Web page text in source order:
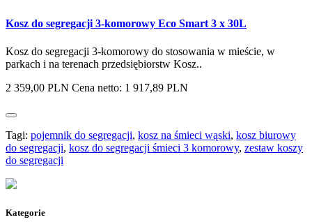
Kosz do segregacji 3-komorowy Eco Smart 3 x 30L
Kosz do segregacji 3-komorowy do stosowania w mieście, w
parkach i na terenach przedsiębiorstw Kosz..
2 359,00 PLN Cena netto: 1 917,89 PLN
Tagi: pojemnik do segregacji, kosz na śmieci wąski, kosz biurowy
do segregacji, kosz do segregacji śmieci 3 komorowy, zestaw koszy
do segregacji
Kategorie